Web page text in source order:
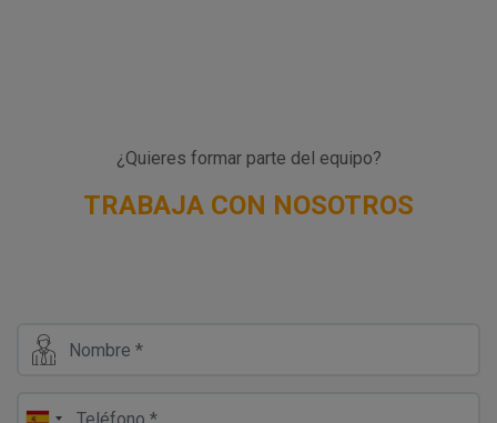
¿Quieres formar parte del equipo?
TRABAJA CON NOSOTROS